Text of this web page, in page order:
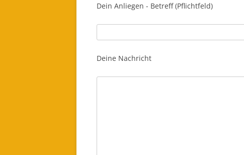
Dein Anliegen - Betreff (Pflichtfeld)
Deine Nachricht